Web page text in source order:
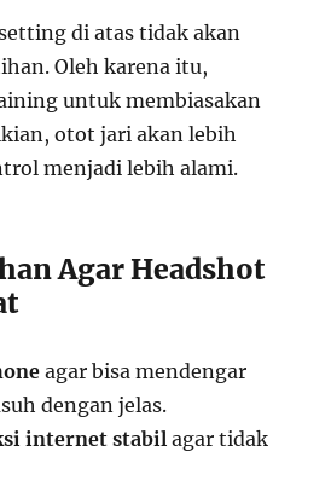
di atas tidak akan
Oleh karena itu,
untuk membiasakan
otot jari akan lebih
menjadi lebih alami.
Agar Headshot
agar bisa mendengar
dengan jelas.
internet stabil agar tidak